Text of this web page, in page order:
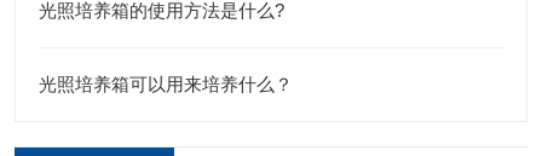
光照培养箱的使用方法是什么?
光照培养箱可以用来培养什么？